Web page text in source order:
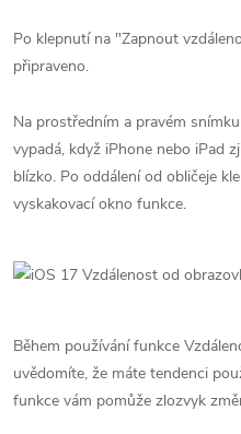
Po klepnutí na "Zapnout
připraveno.
Na prostředním a pravém
vypadá, když iPhone nebo iPad
blízko. Po oddálení od obličeje
vyskakovací okno funkce.
Během používání funkce
uvědomíte, že máte tendenci
funkce vám pomůže zlozvyk